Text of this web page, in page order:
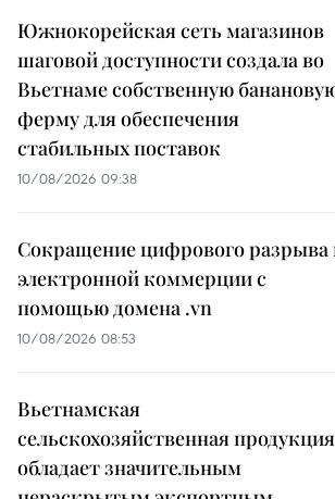
Южнокорейская сеть магазинов
шаговой доступности создала во
Вьетнаме собственную
ферму для обеспечения
стабильных поставок
10/08/2026 09:38
Сокращение цифрового разрыва
электронной коммерции с
помощью домена .vn
10/08/2026 08:53
Вьетнамская
сельскохозяйственная продукция
обладает значительным